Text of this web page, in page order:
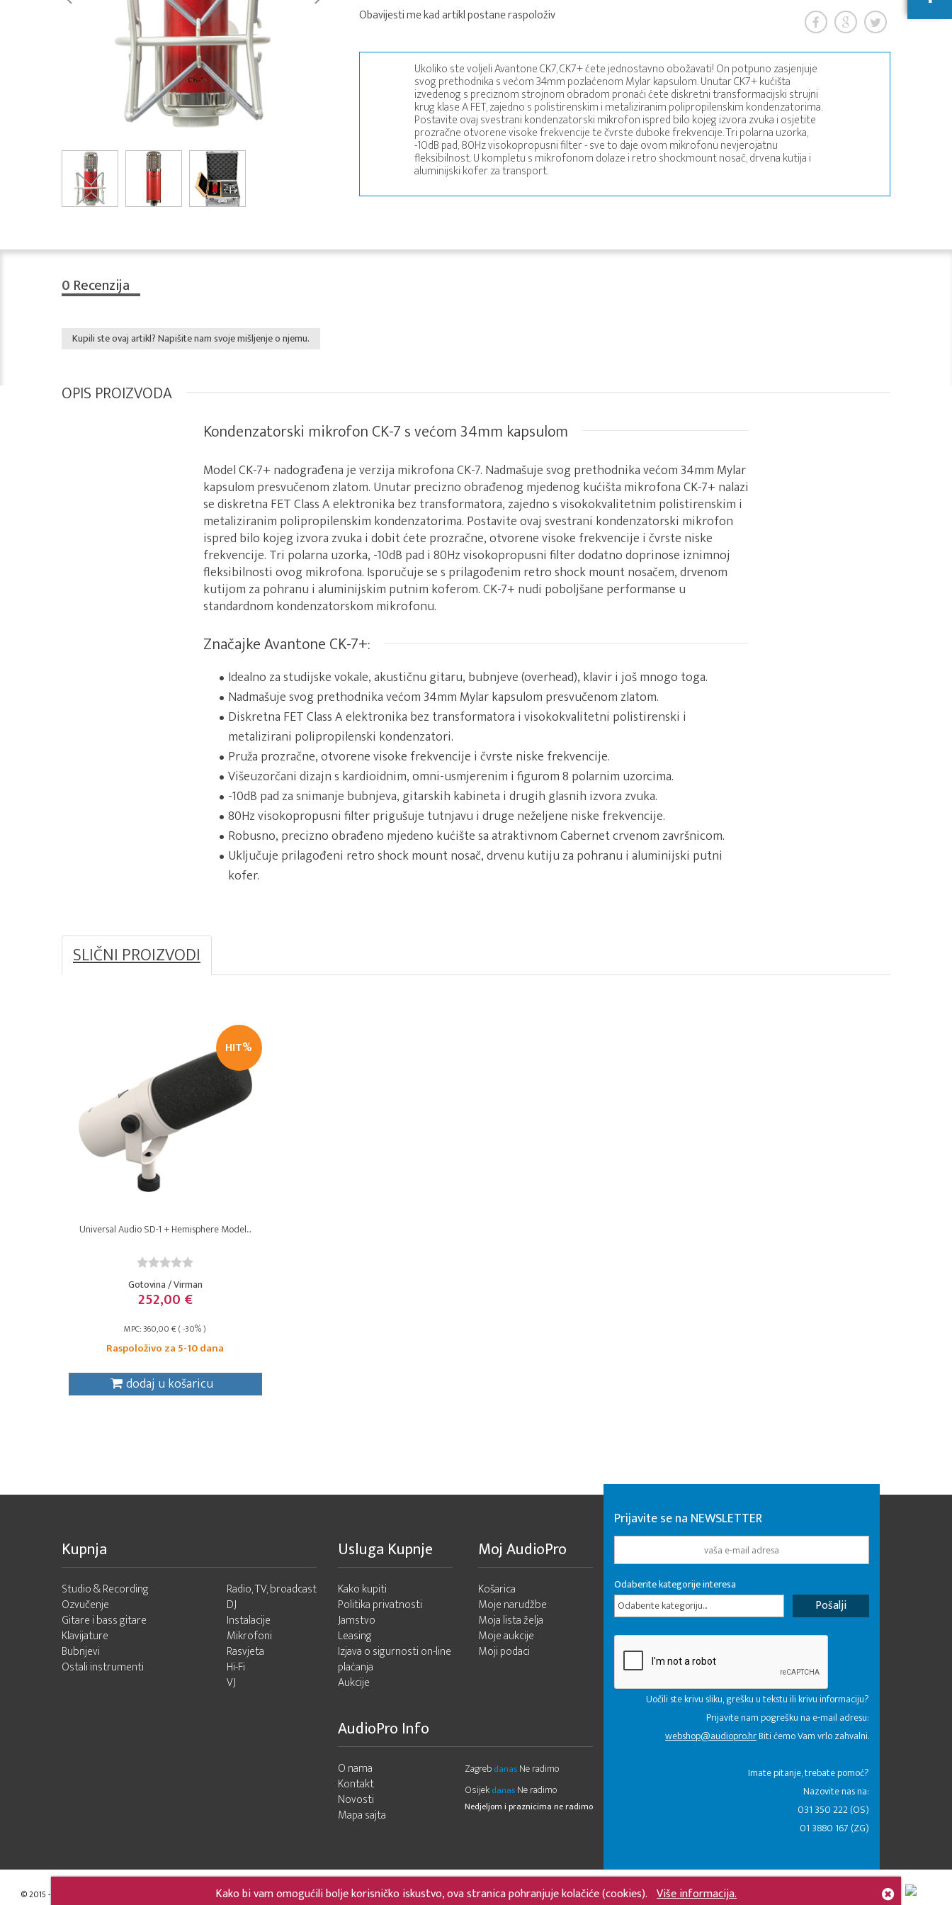
Obavijesti me kad artikl postane raspoloživ
Ukoliko ste voljeli Avantone CK7, CK7+ ćete jednostavno obožavati! On potpuno zasjenjuje
svog prethodnika s većom 34mm pozlaćenom Mylar kapsulom. Unutar CK7+ kućišta
izvedenog s preciznom strojnom obradom pronaći ćete diskretni transformacijski strujni
krug klase A FET, zajedno s polistirenskim i metaliziranim polipropilenskim kondenzatorima.
Postavite ovaj svestrani kondenzatorski mikrofon ispred bilo kojeg izvora zvuka i osjetite
prozračne otvorene visoke frekvencije te čvrste duboke frekvencije. Tri polarna uzorka,
-10dB pad, 80Hz visokopropusni filter - sve to daje ovom mikrofonu nevjerojatnu
fleksibilnost. U kompletu s mikrofonom dolaze i retro shockmount nosač, drvena kutija i
aluminijski kofer za transport.
0 Recenzija
Kupili ste ovaj artikl? Napišite nam svoje mišljenje o njemu.
OPIS PROIZVODA
Kondenzatorski mikrofon CK-7 s većom 34mm kapsulom
Model CK-7+ nadograđena je verzija mikrofona CK-7. Nadmašuje svog prethodnika većom 34mm Mylar
kapsulom presvučenom zlatom. Unutar precizno obrađenog mjedenog kućišta mikrofona CK-7+ nalazi
se diskretna FET Class A elektronika bez transformatora, zajedno s visokokvalitetnim polistirenskim i
metaliziranim polipropilenskim kondenzatorima. Postavite ovaj svestrani kondenzatorski mikrofon
ispred bilo kojeg izvora zvuka i dobit ćete prozračne, otvorene visoke frekvencije i čvrste niske
frekvencije. Tri polarna uzorka, -10dB pad i 80Hz visokopropusni filter dodatno doprinose iznimnoj
fleksibilnosti ovog mikrofona. Isporučuje se s prilagođenim retro shock mount nosačem, drvenom
kutijom za pohranu i aluminijskim putnim koferom. CK-7+ nudi poboljšane performanse u
standardnom kondenzatorskom mikrofonu.
Značajke Avantone CK-7+:
Idealno za studijske vokale, akustičnu gitaru, bubnjeve (overhead), klavir i još mnogo toga.
Nadmašuje svog prethodnika većom 34mm Mylar kapsulom presvučenom zlatom.
Diskretna FET Class A elektronika bez transformatora i visokokvalitetni polistirenski i
metalizirani polipropilenski kondenzatori.
Pruža prozračne, otvorene visoke frekvencije i čvrste niske frekvencije.
Višeuzorčani dizajn s kardioidnim, omni-usmjerenim i figurom 8 polarnim uzorcima.
-10dB pad za snimanje bubnjeva, gitarskih kabineta i drugih glasnih izvora zvuka.
80Hz visokopropusni filter prigušuje tutnjavu i druge neželjene niske frekvencije.
Robusno, precizno obrađeno mjedeno kućište sa atraktivnom Cabernet crvenom završnicom.
Uključuje prilagođeni retro shock mount nosač, drvenu kutiju za pohranu i aluminijski putni
kofer.
SLIČNI PROIZVODI
Universal Audio SD-1 + Hemisphere Model...
Gotovina / Virman
252,00 €
MPC: 360,00 € ( -30% )
Raspoloživo za 5-10 dana
dodaj u košaricu
HIT%
Kako bi vam omogućili bolje korisničko iskustvo, ova stranica pohranjuje kolačiće (cookies). Više informacija.
Kupnja
Studio & Recording
Ozvučenje
Gitare i bass gitare
Klavijature
Bubnjevi
Ostali instrumenti
Radio, TV, broadcast
DJ
Instalacije
Mikrofoni
Rasvjeta
Hi-Fi
VJ
Usluga Kupnje
Kako kupiti
Politika privatnosti
Jamstvo
Leasing
Izjava o sigurnosti on-line
plaćanja
Aukcije
Moj AudioPro
Košarica
Moje narudžbe
Moja lista želja
Moje aukcije
Moji podaci
AudioPro Info
O nama
Kontakt
Novosti
Mapa sajta
Zagreb danas Ne radimo
Osijek danas Ne radimo
Nedjeljom i praznicima ne radimo
Prijavite se na NEWSLETTER
Odaberite kategorije interesa
Odaberite kategoriju...
Uočili ste krivu sliku, grešku u tekstu ili krivu informaciju?
Prijavite nam pogrešku na e-mail adresu:
webshop@audiopro.hrBiti ćemo Vam vrlo zahvalni.
​Imate pitanje, trebate pomoć?
Nazovite nas na:
031 350 222 (OS)
01 3880 167 (ZG)
© 2015 - 2026 Audio Pro Artist Developed by LABNET.RS